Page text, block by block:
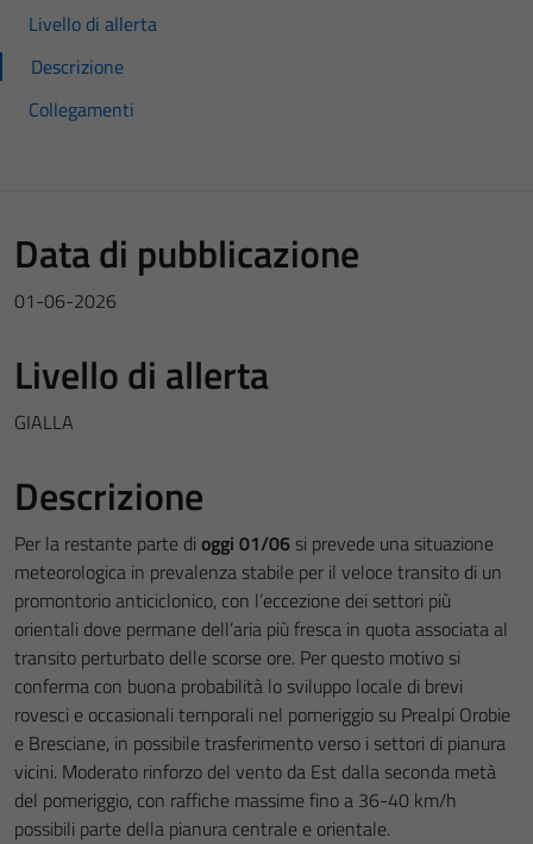
Livello di allerta
Descrizione
Collegamenti
Data di pubblicazione
01-06-2026
Livello di allerta
GIALLA
Descrizione
Per la restante parte di oggi 01/06 si prevede una situazione
meteorologica in prevalenza stabile per il veloce transito di un
promontorio anticiclonico, con l’eccezione dei settori più
orientali dove permane dell’aria più fresca in quota associata al
transito perturbato delle scorse ore. Per questo motivo si
conferma con buona probabilità lo sviluppo locale di brevi
rovesci e occasionali temporali nel pomeriggio su Prealpi Orobie
e Bresciane, in possibile trasferimento verso i settori di pianura
vicini. Moderato rinforzo del vento da Est dalla seconda metà
del pomeriggio, con raffiche massime fino a 36-40 km/h
possibili parte della pianura centrale e orientale.